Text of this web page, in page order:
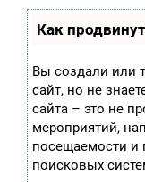
Как
Вы создали или
сайт, но не
сайта – это не
мероприятий,
посещаемости и
поисковых
играх